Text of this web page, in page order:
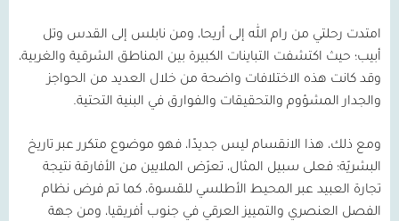
امتدت رحلتي من رام الله إلى أريحا، ومن نابلس إلى القدس وتل
أبيب؛ حيث اكتشفت التباينات الكبيرة بين المناطق الشرقية والغربية،
وقد كانت هذه الاختلافات واضحة من خلال العديد من الحواجز
والجدار المشؤوم والتحقيقات والفوارق في البنية التحتية.
ومع ذلك، هذا الانقسام ليس جديدًا، فهو موضوع متكرر عبر تاريخ
البشريّة؛ فعلى سبيل المثال، تعرّض الملايين من الأفارقة نتيجة
تجارة العبيد عبر المحيط الأطلسي للقسوة، كما تم فرض نظام
الفصل العنصري والتمييز العرقي في جنوب أفريقيا، ومن جهة